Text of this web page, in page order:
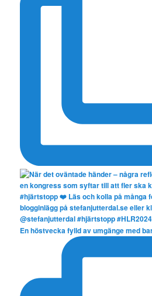
En höstvecka fylld av umgänge med